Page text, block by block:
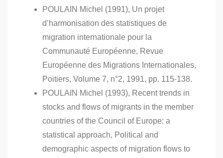
POULAIN Michel (1991), Un projet
d’harmonisation des statistiques de
migration internationale pour la
Communauté Européenne, Revue
Européenne des Migrations Internationales,
Poitiers, Volume 7, n°2, 1991, pp. 115-138.
POULAIN Michel (1993), Recent trends in
stocks and flows of migrants in the member
countries of the Council of Europe: a
statistical approach, Political and
demographic aspects of migration flows to